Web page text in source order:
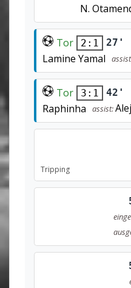
N.
Tor 2:1 27'
Lamine Yamal
Tor 3:1 42'
Raphinha assist:
Tripping